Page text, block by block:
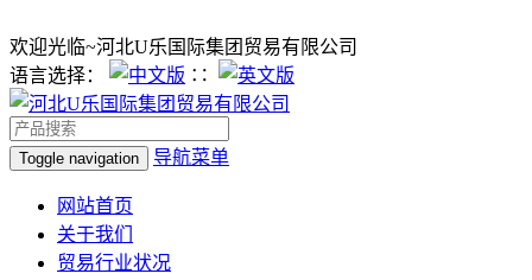
欢迎光临~河北U乐国际集团贸易有限公司
语言选择：
∷
Toggle navigation 导航菜单
网站首页
关于我们
贸易行业状况